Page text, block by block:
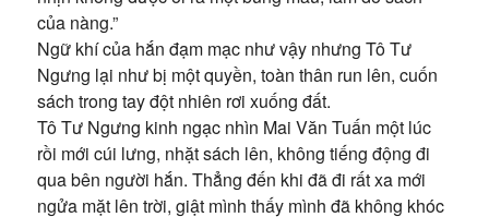
của nàng.”
Ngữ khí của hắn đạm mạc như vậy nhưng Tô Tư
Ngưng lại như bị một quyền, toàn thân run lên, cuốn
sách trong tay đột nhiên rơi xuống đất.
Tô Tư Ngưng kinh ngạc nhìn Mai Văn Tuấn một lúc
rồi mới cúi lưng, nhặt sách lên, không tiếng động đi
qua bên người hắn. Thẳng đến khi đã đi rất xa mới
ngửa mặt lên trời, giật mình thấy mình đã không khóc